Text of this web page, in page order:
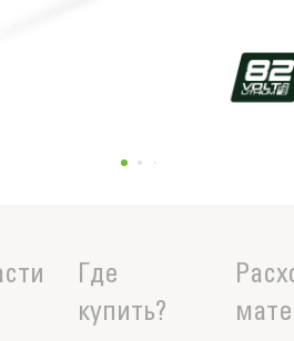
Где
купить?